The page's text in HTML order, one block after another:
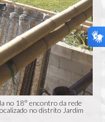
no 18° encontro da rede
no distrito Jardim